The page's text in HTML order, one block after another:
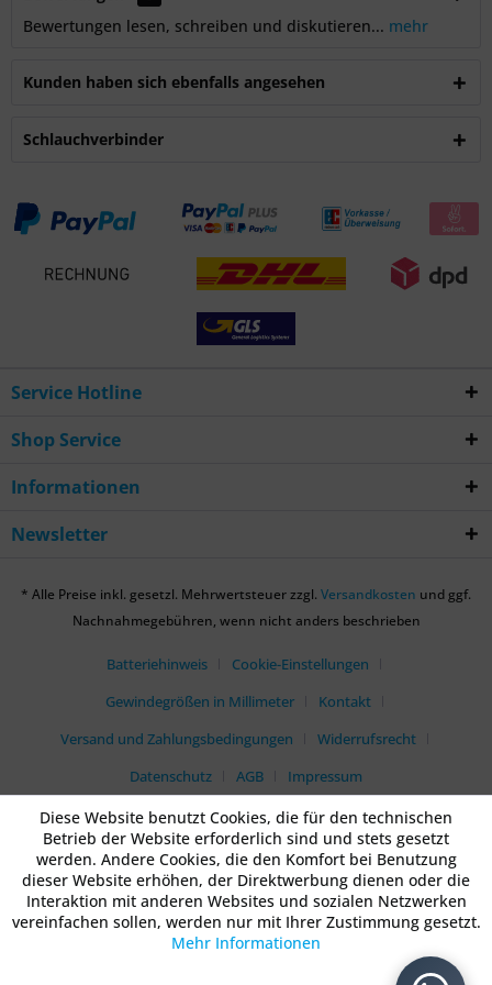
Bewertungen lesen, schreiben und diskutieren... mehr
Kunden haben sich ebenfalls angesehen
Schlauchverbinder
Service Hotline
Shop Service
Informationen
Newsletter
* Alle Preise inkl. gesetzl. Mehrwertsteuer zzgl. Versandkosten und ggf.
Nachnahmegebühren, wenn nicht anders beschrieben
Batteriehinweis
Cookie-Einstellungen
Gewindegrößen in Millimeter
Kontakt
Versand und Zahlungsbedingungen
Widerrufsrecht
Datenschutz
AGB Impressum
Diese Website benutzt Cookies, die für den technischen
Betrieb der Website erforderlich sind und stets gesetzt
werden. Andere Cookies, die den Komfort bei Benutzung
dieser Website erhöhen, der Direktwerbung dienen oder die
Interaktion mit anderen Websites und sozialen Netzwerken
vereinfachen sollen, werden nur mit Ihrer Zustimmung gesetzt.
Mehr Informationen